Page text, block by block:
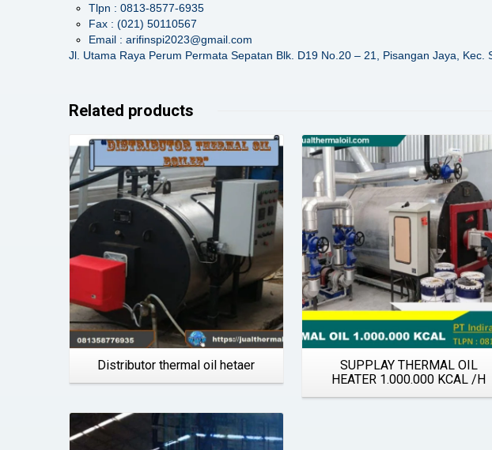
Tlpn : 0813-8577-6935
Fax : (021) 50110567
Email : arifinspi2023@gmail.com
Jl. Utama Raya Perum Permata Sepatan Blk. D19 No.20 – 21, Pisangan Jaya,
Related products
Details
Distributor thermal oil hetaer
Details
SUPPLAY THERMAL OIL
HEATER 1.000.000 KCAL /H